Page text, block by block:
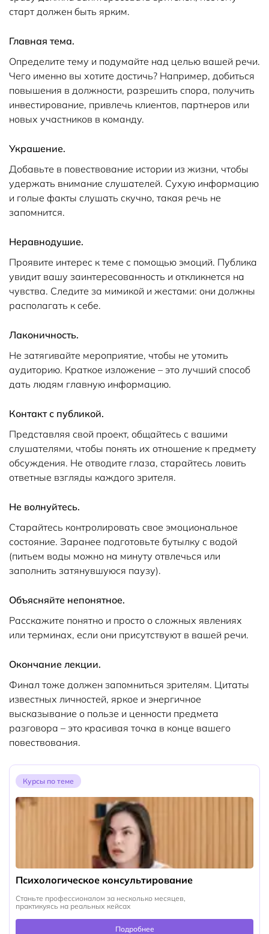
старт должен быть ярким.
Главная тема.
Определите тему и подумайте над целью вашей речи.
Чего именно вы хотите достичь? Например, добиться
повышения в должности, разрешить спора, получить
инвестирование, привлечь клиентов, партнеров или
новых участников в команду.
Украшение.
Добавьте в повествование истории из жизни, чтобы
удержать внимание слушателей. Сухую информацию
и голые факты слушать скучно, такая речь не
запомнится.
Неравнодушие.
Проявите интерес к теме с помощью эмоций. Публика
увидит вашу заинтересованность и откликнется на
чувства. Следите за мимикой и жестами: они должны
располагать к себе.
Лаконичность.
Не затягивайте мероприятие, чтобы не утомить
аудиторию. Краткое изложение – это лучший способ
дать людям главную информацию.
Контакт с публикой.
Представляя свой проект, общайтесь с вашими
слушателями, чтобы понять их отношение к предмету
обсуждения. Не отводите глаза, старайтесь ловить
ответные взгляды каждого зрителя.
Не волнуйтесь.
Старайтесь контролировать свое эмоциональное
состояние. Заранее подготовьте бутылку с водой
(питьем воды можно на минуту отвлечься или
заполнить затянувшуюся паузу).
Объясняйте непонятное.
Расскажите понятно и просто о сложных явлениях
или терминах, если они присутствуют в вашей речи.
Окончание лекции.
Финал тоже должен запомниться зрителям. Цитаты
известных личностей, яркое и энергичное
высказывание о пользе и ценности предмета
разговора – это красивая точка в конце вашего
повествования.
Курсы по теме
Психологическое консультирование
Станьте профессионалом за несколько месяцев,
практикуясь на реальных кейсах
Подробнее